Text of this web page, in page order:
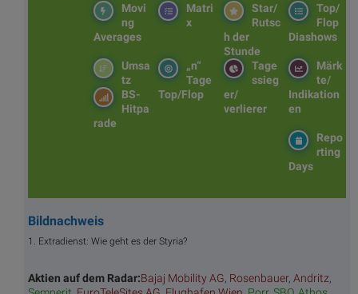
Top/
Flop
Diashows
Star/
Rutsc
h der
Stunde
Matri
x
Movi
ng
Averages
Märk
te/
Indikation
en
Tage
ssieg
er/
verlierer
„n“
Tage
Top/Flop
Umsa
tz
BS-
Hitpa
rade
Repo
rting
Days
Bildnachweis
1. Extradienst: Wie geht es der Styria?
Aktien auf dem Radar:Bajaj Mobility AG, Rosenbauer, Andritz,